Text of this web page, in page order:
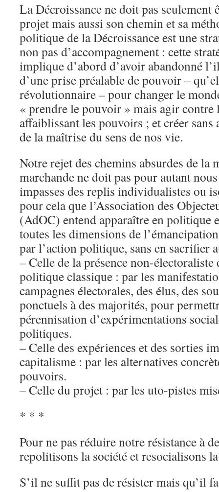
La Décroissance ne doit pas seulement
projet mais aussi son chemin et sa
politique de la Décroissance est une
non pas d’accompagnement : cette
implique d’abord d’avoir abandonné
d’une prise préalable de pouvoir –
révolutionnaire – pour changer le
« prendre le pouvoir » mais agir contre
affaiblissant les pouvoirs ; et créer
de la maîtrise du sens de nos vie.
Notre rejet des chemins absurdes de la
marchande ne doit pas pour autant
impasses des replis individualistes ou
pour cela que l’Association des
(AdOC) entend apparaître en politique
toutes les dimensions de
par l’action politique, sans en sacrifier
– Celle de la présence non-électoraliste
politique classique : par les
campagnes électorales, des élus, des
ponctuels à des majorités, pour
pérennisation d’expérimentations
politiques.
– Celle des expériences et des sorties
capitalisme : par les alternatives
pouvoirs.
– Celle du projet : par les uto-pistes
* * *
Pour ne pas réduire notre résistance à
repolitisons la société et resocialisons
S’il ne suffit pas de résister mais qu’il